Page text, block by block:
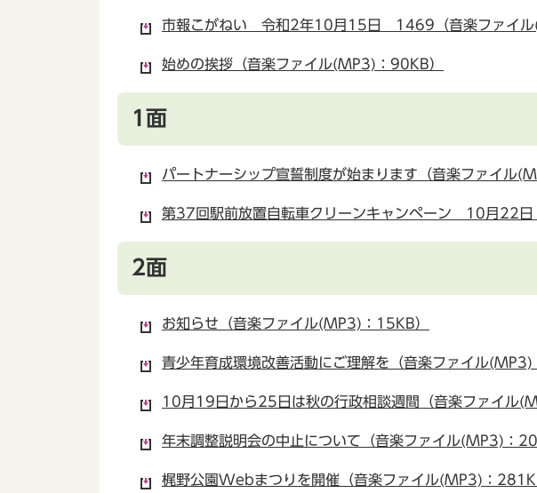
市報こがねい 令和2年10月15日 1469（音楽ファイル
始めの挨拶（音楽ファイル(MP3)：90KB）
1面
パートナーシップ宣誓制度が始まります（音楽ファイル
第37回駅前放置自転車クリーンキャンペーン 10月22
2面
お知らせ（音楽ファイル(MP3)：15KB）
青少年育成環境改善活動にご理解を（音楽ファイル(MP3)
10月19日から25日は秋の行政相談週間（音楽ファイル
年末調整説明会の中止について（音楽ファイル(MP3)：
梶野公園Webまつりを開催（音楽ファイル(MP3)：